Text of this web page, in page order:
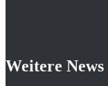
Weitere News